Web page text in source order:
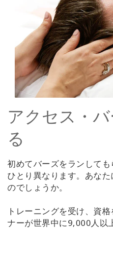
アクセス・
る
初めてバーズをランして
ひとり異なります。あな
のでしょうか。
トレーニングを受け、資
ナーが世界中に9,000人以